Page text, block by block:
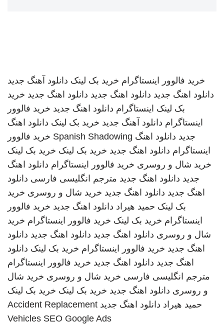
خرید فالوور اینستاگرام خرید بک لینک دانلود آهنگ جدید
دانلود اهنگ جدید دانلود اهنگ جدید دانلود اهنگ جدید خرید
بک لینک اینستاگرام دانلود اهنگ جدید خرید فالوور
اینستاگرام دانلود آهنگ جدید خرید بک لینک دانلود اهنگ
جدید دانلود اهنگ Spanish Shadowing خرید فالوور
اینستاگرام دانلود اهنگ جدید خرید بک لینک خرید بک لینک
خرید شال و روسری خرید فالوور اینستاگرام دانلود اهنگ
جدید دانلود اهنگ جدید مترجم انگلیسی فارسی دانلود
اهنگ جدید دانلود اهنگ جدید خرید شال و روسری خرید
بک لینک حمید هیراد دانلود اهنگ جدید خرید فالوور
اینستاگرام خرید بک لینک خرید فالوور اینستاگرام خرید
شال و روسری دانلود اهنگ جدید دانلود اهنگ جدید دانلود
اهنگ جدید خرید فالوور اینستاگرام خرید بک لینک دانلود
اهنگ جدید دانلود اهنگ جدید خرید فالوور اینستاگرام
مترجم انگلیسی فارسی خرید شال و روسری خرید شال
و روسری دانلود اهنگ جدید خرید بک لینک خرید بک لینک
حمید هیراد دانلود اهنگ جدید Accident Replacement
Vehicles SEO Google Ads